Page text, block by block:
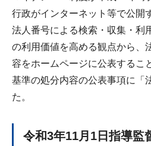
行政がインターネット等で公開
法人番号による検索・収集・利
の利用価値を高める観点から、
容をホームページに公表するこ
基準の処分内容の公表事項に「
た。
令和3年11月1日指導監